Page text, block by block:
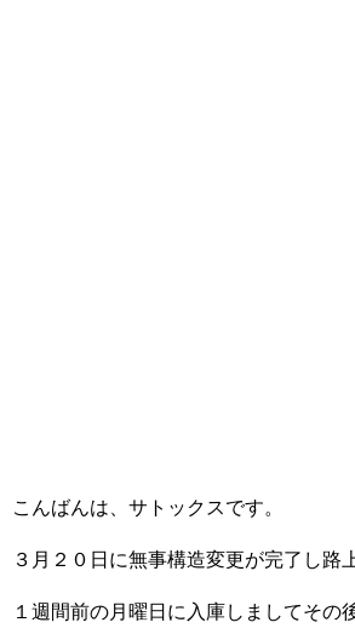
こんばんは、サトックスです。
３月２０日に無事構造変更が完了し路
１週間前の月曜日に入庫しましてその